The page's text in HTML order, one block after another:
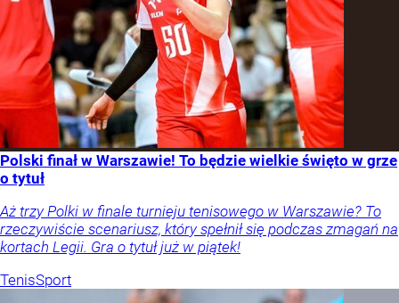
Polski finał w Warszawie! To będzie wielkie święto w grze
o tytuł
Aż trzy Polki w finale turnieju tenisowego w Warszawie? To
rzeczywiście scenariusz, który spełnił się podczas zmagań na
kortach Legii. Gra o tytuł już w piątek!
TenisSport